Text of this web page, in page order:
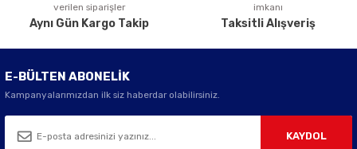
verilen siparişler
Aynı Gün Kargo Takip
imkanı
Taksitli Alışveriş
E-BÜLTEN ABONELİK
Kampanyalarımızdan ilk siz haberdar olabilirsiniz.
KAYDOL